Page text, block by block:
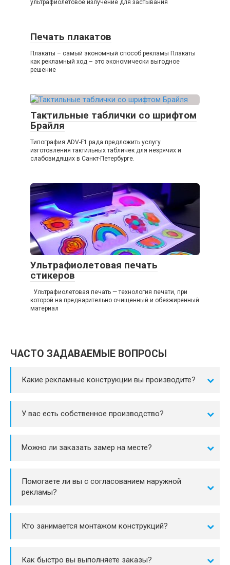
ультрафиолетовое излучение для застывания
Печать плакатов
Плакаты – самый экономный способ рекламы Плакаты
как рекламный ход – это экономически выгодное
решение
Тактильные таблички со шрифтом
Брайля
Типография ADV-F1 рада предложить услугу
изготовления тактильных табличек для незрячих и
слабовидящих в Санкт-Петербурге.
Ультрафиолетовая печать
стикеров
Ультрафиолетовая печать — технология печати, при
которой на предварительно очищенный и обезжиренный
материал
ЧАСТО ЗАДАВАЕМЫЕ ВОПРОСЫ
Какие рекламные конструкции вы производите?
У вас есть собственное производство?
Можно ли заказать замер на месте?
Помогаете ли вы с согласованием наружной
рекламы?
Кто занимается монтажом конструкций?
Как быстро вы выполняете заказы?